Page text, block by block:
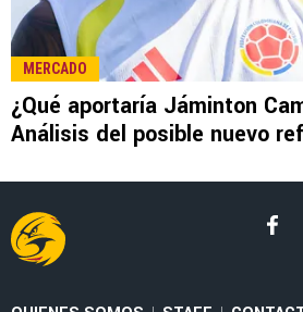
LEE TAMBIÉN